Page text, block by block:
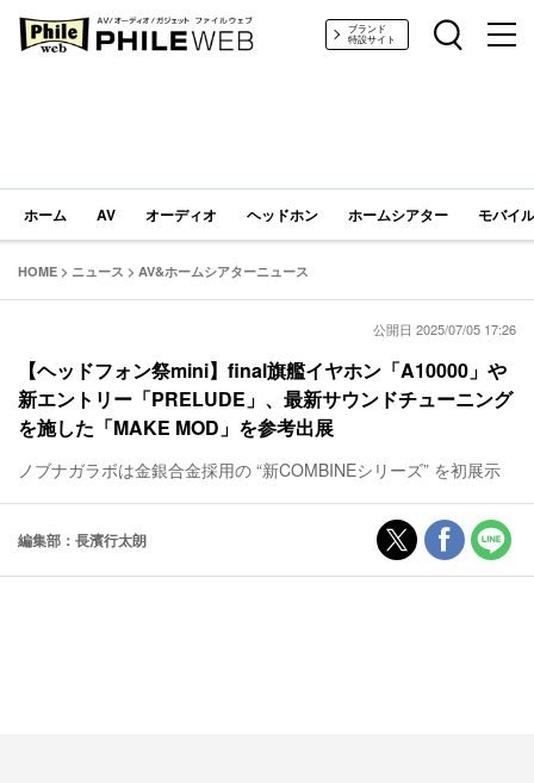
PHILE WEB｜AV/オーディオ/ガジェットブランド
特設サイト
ホーム AV オーディオ ヘッドホン ホームシアター モバイ
HOME > ニュース > AV&ホームシアターニュース
公開日 2025/07/05 17:26
【ヘッドフォン祭mini】final旗艦イヤホン「A10000」や
新エントリー「PRELUDE」、最新サウンドチューニング
を施した「MAKE MOD」を参考出展
ノブナガラボは金銀合金採用の “新COMBINEシリーズ” を初展示
編集部：長濱行太朗